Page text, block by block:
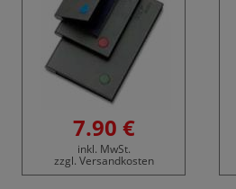
7.90 €
inkl. MwSt.
zzgl. Versandkosten